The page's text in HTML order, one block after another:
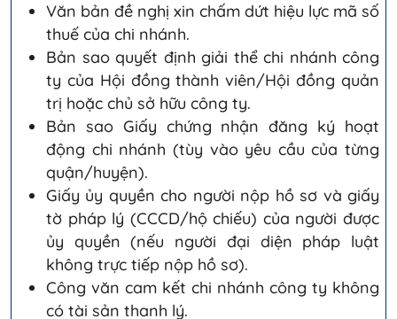
Văn bản đề nghị xin chấm dứt hiệu lực mã số
thuế của chi nhánh.
Bản sao quyết định giải thể chi nhánh công
ty của Hội đồng thành viên/Hội đồng quản
trị hoặc chủ sở hữu công ty.
Bản sao Giấy chứng nhận đăng ký hoạt
động chi nhánh (tùy vào yêu cầu của từng
quận/huyện).
Giấy ủy quyền cho người nộp hồ sơ và giấy
tờ pháp lý (CCCD/hộ chiếu) của người được
ủy quyền (nếu người đại diện pháp luật
không trực tiếp nộp hồ sơ).
Công văn cam kết chi nhánh công ty không
có tài sản thanh lý.